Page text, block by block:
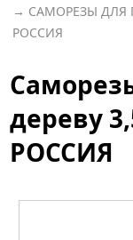
САМОРЕЗЫ ДЛЯ
РОССИЯ
дереву
РОССИЯ